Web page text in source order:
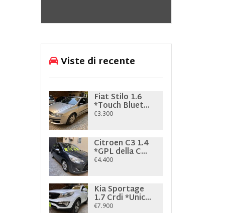
Viste di recente
Fiat Stilo 1.6
*Touch Bluet...
€3.300
Citroen C3 1.4
*GPL della C...
€4.400
Kia Sportage
1.7 Crdi *Unic...
€7.900